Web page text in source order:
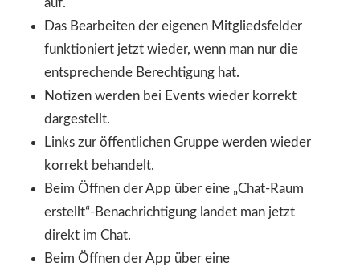
auf.
Das Bearbeiten der eigenen Mitgliedsfelder
funktioniert jetzt wieder, wenn man nur die
entsprechende Berechtigung hat.
Notizen werden bei Events wieder korrekt
dargestellt.
Links zur öffentlichen Gruppe werden wieder
korrekt behandelt.
Beim Öffnen der App über eine „Chat-Raum
erstellt“-Benachrichtigung landet man jetzt
direkt im Chat.
Beim Öffnen der App über eine